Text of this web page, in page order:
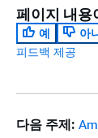
페이지 내용
예
아
피드백 제공
다음 주제: